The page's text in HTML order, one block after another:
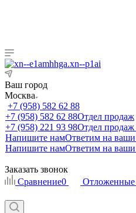
Ваш город
Москва
+7 (958) 582 62 88
+7 (958) 582 62 88Отдел продаж
+7 (958) 221 93 98Отдел продаж
Напишите намОтветим на
Напишите намОтветим на
Заказать звонок
Сравнение0 Отложенные